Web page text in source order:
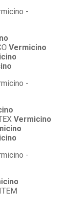
Vermicino
Vermicino